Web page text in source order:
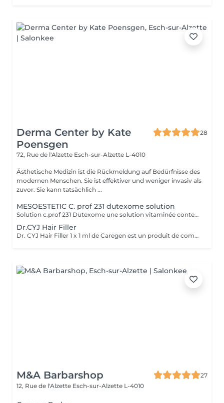
Derma Center by Kate
Poensgen
28
72, Rue de l'Alzette Esch-sur-Alzette L-4010
Ästhetische Medizin ist die Rückmeldung auf Bedürfnisse des
modernen Menschen. Sie ist effektiver und weniger invasiv als
zuvor. Sie kann tatsächlich ...
MESOESTETIC C. prof 231 dutexome solution
Solution c.prof 231 Dutexome une solution vitaminée contenant une combinaison unique d'exosomes, de dutastéride à 0,05 %, de tripeptide de cuivre, de biotine et d'autres vitamines B, spécialement formulée pour réduire la chute des cheveux. Elle contrôle la chute des cheveux, normalise le cycle de vie du cheveu, inhibe la formation de DHT, augmente la densité capillaire et réduit la miniaturisation des follicules pileux. Elle améliore l'ancrage du bulbe pileux dans le follicule et favorise la microcirculation et le transport des nutriments. INDICATIONS Chute de cheveux d'origine hormonale chez les deux sexes Chute de cheveux réactionnelle après l'allaitement Chute de cheveux progressive à la ménopause Chute de cheveux saisonnière ou due à des carences nutritionnelles INGRÉDIENTS ACTIFS Dutastéride, exosomes végétaux, peptides de cuivre, complexe de vitamines B Le dutastéride est un inhibiteur de la 5-alpha-réductase qui bloque la DHT, hormone responsable de la chute des cheveux. La mésothérapie consiste à injecter le médicament directement dans le cuir chevelu, minimisant ainsi les effets secondaires. Des études scientifiques confirment l'efficacité de cette méthode ; l'une d'elles a notamment démontré une augmentation de la densité capillaire chez plus de 90 % des patients. Ses avantages incluent son action locale, son effet durable et la possibilité d'une application quotidienne. Le traitement dure de 20 à 40 minutes et consiste en des micro-injections de dutastéride dans le cuir chevelu, généralement en 4 à 6 séances espacées de 2 à 4 semaines.
Dr.CYJ Hair Filler
Dr. CYJ Hair Filler 1 x 1 ml de Caregen est un produit de comblement capillaire basé sur un complexe peptidique qui établit de nouvelles normes dans le domaine de la dermatologie esthétique. La formule brevetée se compose de sept peptides révolutionnaires en combinaison avec de l'acide hyaluronique pour la croissance des cheveux, qui sont doux pour le corps du patient. En revitalisant les follicules pileux et en favorisant la circulation sanguine dans le cuir chevelu, la chute des cheveux est stoppée et une nouvelle pousse de cheveux est induite. Le produit couvre un domaine important de l'esthétique : il n'a jamais été aussi facile de faire quelque chose contre les cheveux fatigués, faibles et mous. En revitalisant le cuir chevelu et les cellules de la peau, le flux sanguin vers la surface de la tête est favorisé. De plus, les follicules pileux sont renforcés, la chute des cheveux est prévenue et la croissance des cheveux est stimulée - pour des cheveux pleins, sains et forts à tous les âges. Traitement standard : 1 séance toutes les 2 semaines pendant 8 semaines (Total : 4 séances). Traitement intensif : 1 séance toutes les 2 semaines pendant 8 semaines (Total : 4 séances) + 1 séance par mois pendant 3 mois (jusqu'à 6 mois).
M&A Barbarshop
27
12, Rue de l'Alzette Esch-sur-Alzette L-4010